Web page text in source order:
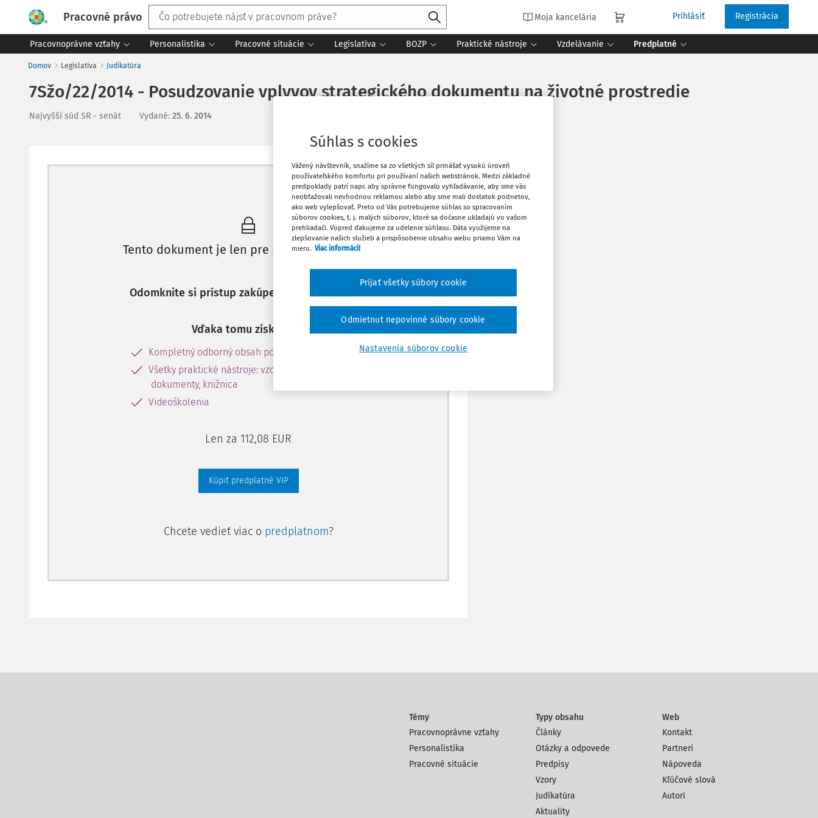
Pracovné právo Moja kancelária Prihlásiť Registrácia
Pracovnoprávne vzťahy Personalistika Pracovné situácie Legislatíva BOZP Praktické nástroje Vzdelávanie Predplatné
Domov Legislatíva Judikatúra
7Sžo/22/2014 - Posudzovanie vplyvov strategického dokumentu na životné prostredie
Najvyšší súd SR - senát Vydané: 25. 6. 2014
Máte predplatné? Prihláste sa
Tento dokument je len pre predplatiteľov VIP.
Odomknite si prístup zakúpením predplatného.
Vďaka tomu získate aj:
Kompletný odborný obsah portálu
Všetky praktické nástroje: vzory, smart
dokumenty, knižnica
Videoškolenia
Len za 112,08 EUR
Kúpiť predplatné VIP
Chcete vedieť viac o predplatnom?
Vytlačiť
Obľúbené
Zdieľať
Témy
Pracovnoprávne vzťahy
Personalistika
Pracovné situácie
Typy obsahu
Články
Otázky a odpovede
Predpisy
Vzory
Judikatúra
Aktuality
Web
Kontakt
Partneri
Nápoveda
Kľúčové slová
Autori
Súhlas s cookies
Vážený návštevník, snažíme sa zo všetkých síl prinášať vysokú úroveň
používateľského komfortu pri používaní našich webstránok. Medzi základné
predpoklady patrí napr. aby správne fungovalo vyhľadávanie, aby sme vás
neobťažovali nevhodnou reklamou alebo aby sme mali dostatok podnetov,
ako web vylepšovať. Preto od Vás potrebujeme súhlas so spracovaním
súborov cookies, t. j. malých súborov, ktoré sa dočasne ukladajú vo vašom
prehliadači. Vopred ďakujeme za udelenie súhlasu. Dáta využijeme na
zlepšovanie našich služieb a prispôsobenie obsahu webu priamo Vám na
mieru. Viac informácií
Nastavenia súborov cookie
Odmietnut nepovinné súbory cookie
Prijať všetky súbory cookie